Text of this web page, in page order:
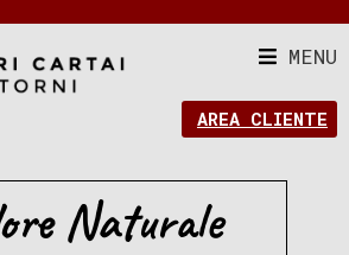
MENU
AREA CLIENTE
Naturale